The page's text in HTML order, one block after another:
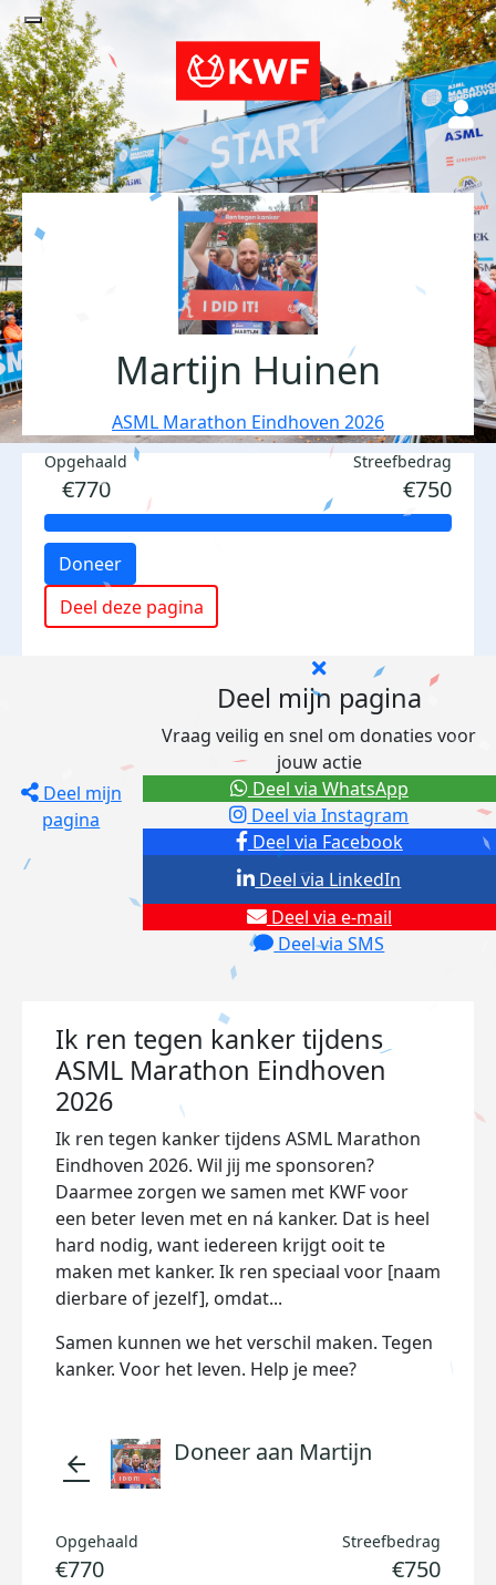
Martijn Huinen
ASML Marathon Eindhoven 2026
Opgehaald
€770
Streefbedrag
€750
Doneer
Deel deze pagina
Deel mijn
pagina
Deel mijn pagina
Vraag veilig en snel om donaties voor
jouw actie
Deel via Facebook
Deel via Instagram
Deel via e-mail
Deel via SMS
Deel via LinkedIn
Deel via WhatsApp
Ik ren tegen kanker tijdens
ASML Marathon Eindhoven
2026
Ik ren tegen kanker tijdens ASML Marathon
Eindhoven 2026. Wil jij me sponsoren?
Daarmee zorgen we samen met KWF voor
een beter leven met en ná kanker. Dat is heel
hard nodig, want iedereen krijgt ooit te
maken met kanker. Ik ren speciaal voor [naam
dierbare of jezelf], omdat...
Samen kunnen we het verschil maken. Tegen
kanker. Voor het leven. Help je mee?
arrow_back Doneer aan Martijn
Opgehaald
€770
Streefbedrag
€750